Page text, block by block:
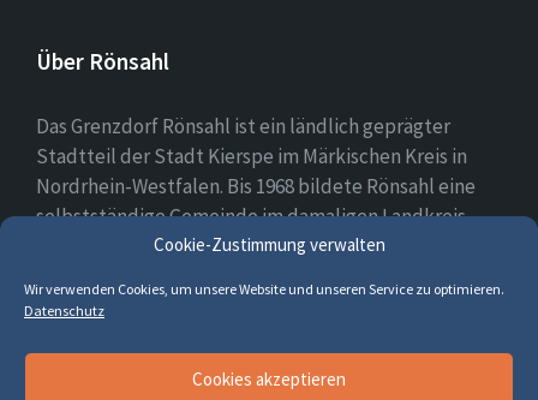
Cookie-Zustimmung verwalten
Wir verwenden Cookies, um unsere Website und unseren Service zu optimieren.
Datenschutz
Cookies akzeptieren
Über Rönsahl
Das Grenzdorf Rönsahl ist ein ländlich geprägter
Stadtteil der Stadt Kierspe im Märkischen Kreis in
Nordrhein-Westfalen. Bis 1968 bildete Rönsahl eine
selbstständige Gemeinde im damaligen Landkreis
Altena. Heute leben etwa 2.300 Menschen in und um
Facebook